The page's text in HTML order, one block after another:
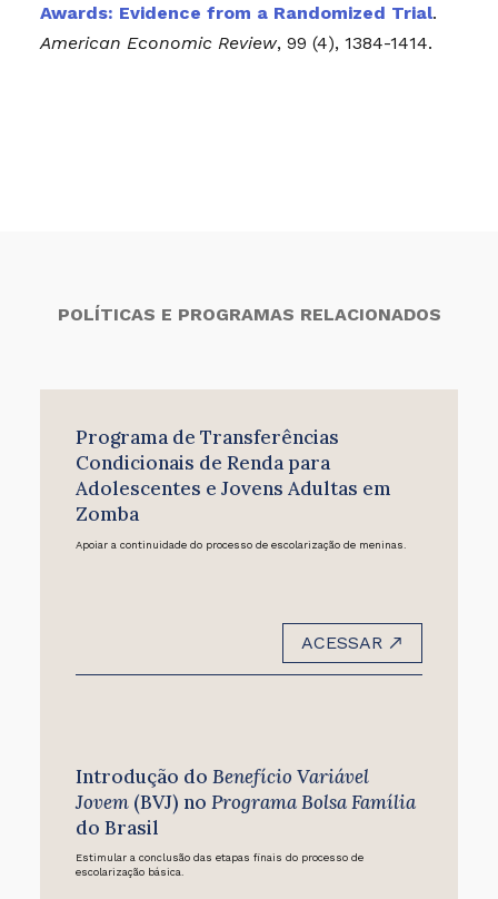
Awards: Evidence from a Randomized Trial.
American Economic Review, 99 (4), 1384-1414.
POLÍTICAS E PROGRAMAS RELACIONADOS
Programa de Transferências
Condicionais de Renda para
Adolescentes e Jovens Adultas em
Zomba
Apoiar a continuidade do processo de escolarização de meninas.
ACESSAR
Introdução do Benefício Variável
Jovem(BVJ) no Programa Bolsa Família
do Brasil
Estimular a conclusão das etapas finais do processo de
escolarização básica.